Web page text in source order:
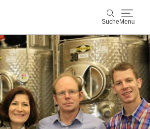
Suche Menu
Suche
Wein & Genuss
Aktiv & Natur
Kultur & Städte